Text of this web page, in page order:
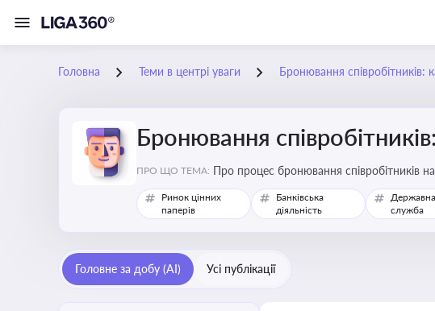
Головна Теми в центрі уваги Бронювання співробітників:
Бронювання
ПРО ЩО ТЕМА: Про процес бронювання співробітників
сферах під час мобілізації
Ринок цінних
паперів
Банківська
діяльність
Державна
служба
Головне за добу (AI) Усі публікації